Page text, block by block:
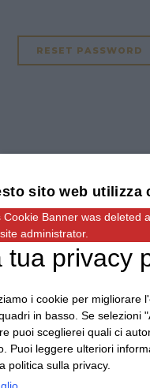
sito web utilizza
Cookie Banner was deleted
administrator.
tua privacy
i cookie per migliorare
in basso. Se selezioni
puoi sceglierei quali ci
Puoi leggere ulteriori
politica sulla privacy.